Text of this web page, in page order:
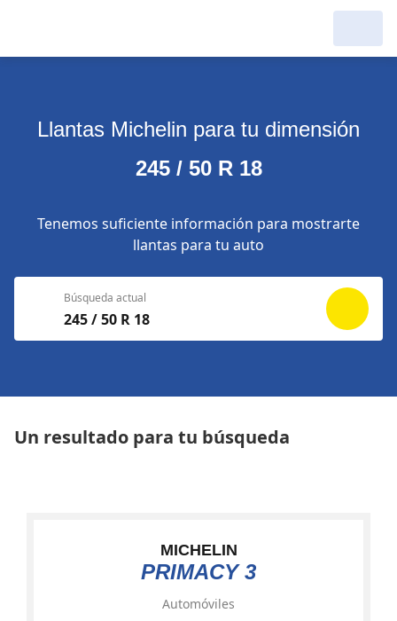
Llantas Michelin para tu dimensión
245 / 50 R 18
Tenemos suficiente información para mostrarte
llantas para tu auto
Búsqueda actual
245 / 50 R 18
Un resultado para tu búsqueda
MICHELIN
PRIMACY 3
Automóviles